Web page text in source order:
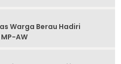
Warga Berau Hadiri
AW